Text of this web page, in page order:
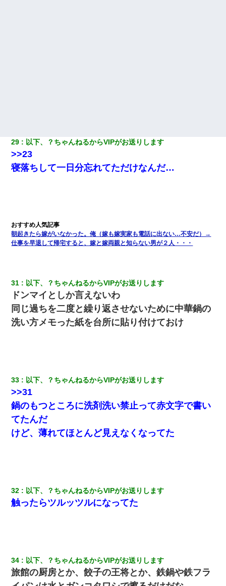
29 以下、？ちゃんねるからVIPがお送りします
>>23
寝落ちして一日分忘れてただけなんだ…
朝起きたら嫁がいなかった。俺（嫁も嫁実家も電話に出ない…不安だ）→
仕事を早退して帰宅すると、嫁と嫁両親と知らない男が２人・・・
31 以下、？ちゃんねるからVIPがお送りします
ドンマイとしか言えないわ
同じ過ちを二度と繰り返させないために中華鍋の
洗い方メモった紙を台所に貼り付けておけ
33 以下、？ちゃんねるからVIPがお送りします
>>31
鍋のもつところに洗剤洗い禁止って赤文字で書い
てたんだ
けど、薄れてほとんど見えなくなってた
32 以下、？ちゃんねるからVIPがお送りします
触ったらツルッツルになってた
34 以下、？ちゃんねるからVIPがお送りします
旅館の厨房とか、餃子の王将とか、鉄鍋や鉄フラ